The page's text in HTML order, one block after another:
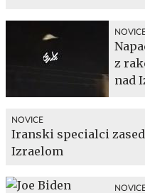
z
nad
NOVICE
Iranski specialci
Izraelom